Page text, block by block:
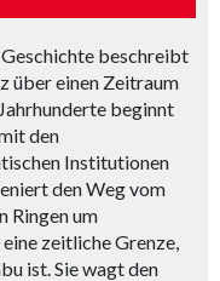
beschreibt
über einen Zeitraum
beginnt
den
Institutionen
den Weg vom
Ringen um
zeitliche Grenze,
ist. Sie wagt den